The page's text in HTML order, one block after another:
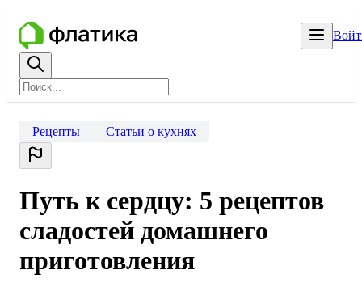
Рецепты Статьи о кухнях
Путь к сердцу: 5 рецептов
сладостей домашнего
приготовления